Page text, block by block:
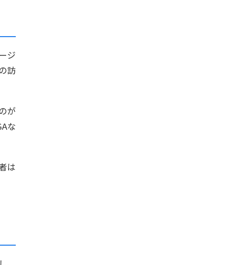
ジ
訪
が
な
は